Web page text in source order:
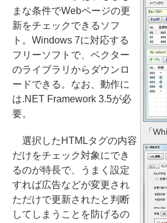
「
まな条件でWebページの更
新をチェックできるソフ
ト。Windows 7に対応する
フリーソフトで、ベクター
のライブラリからダウンロ
ードできる。なお、動作に
は.NET Framework 3.5が必
要。
選択したHTMLタグの内容
だけをチェック対象にでき
るのが特長で、うまく設定
すれば広告などが変更され
ただけで更新されたと判断
してしまうことを防げるの